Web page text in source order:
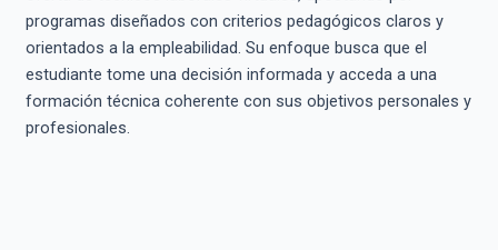
programas diseñados con criterios pedagógicos claros y
orientados a la empleabilidad. Su enfoque busca que el
estudiante tome una decisión informada y acceda a una
formación técnica coherente con sus objetivos personales y
profesionales.